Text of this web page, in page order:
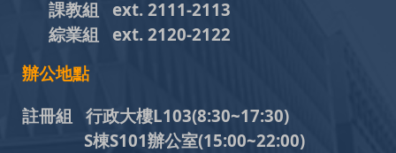
課教組 ext. 2111-2113
綜業組
ext. 2120-2122
辦公地點
註冊組 行政大樓L103(8:30~17:30)
S棟S101辦公室(15:00~22:00)